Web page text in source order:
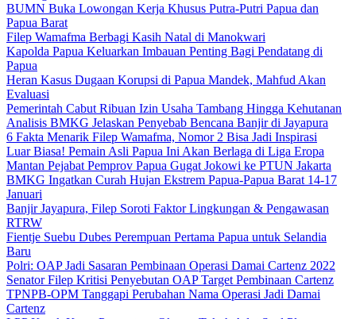
BUMN Buka Lowongan Kerja Khusus Putra-Putri Papua dan
Papua Barat
Filep Wamafma Berbagi Kasih Natal di Manokwari
Kapolda Papua Keluarkan Imbauan Penting Bagi Pendatang di
Papua
Heran Kasus Dugaan Korupsi di Papua Mandek, Mahfud Akan
Evaluasi
Pemerintah Cabut Ribuan Izin Usaha Tambang Hingga Kehutanan
Analisis BMKG Jelaskan Penyebab Bencana Banjir di Jayapura
6 Fakta Menarik Filep Wamafma, Nomor 2 Bisa Jadi Inspirasi
Luar Biasa! Pemain Asli Papua Ini Akan Berlaga di Liga Eropa
Mantan Pejabat Pemprov Papua Gugat Jokowi ke PTUN Jakarta
BMKG Ingatkan Curah Hujan Ekstrem Papua-Papua Barat 14-17
Januari
Banjir Jayapura, Filep Soroti Faktor Lingkungan & Pengawasan
RTRW
Fientje Suebu Dubes Perempuan Pertama Papua untuk Selandia
Baru
Polri: OAP Jadi Sasaran Pembinaan Operasi Damai Cartenz 2022
Senator Filep Kritisi Penyebutan OAP Target Pembinaan Cartenz
TPNPB-OPM Tanggapi Perubahan Nama Operasi Jadi Damai
Cartenz